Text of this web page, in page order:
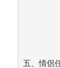
五、情侶